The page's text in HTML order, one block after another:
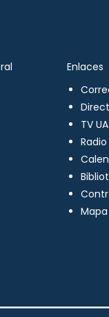
Enlaces
TV
Radio